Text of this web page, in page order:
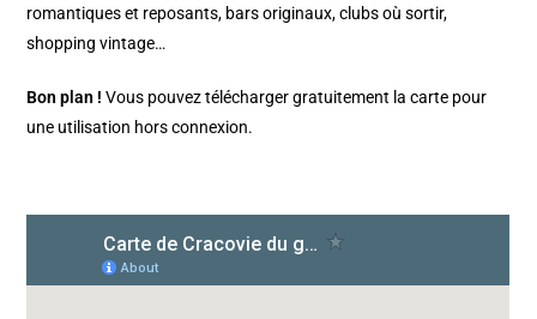
romantiques et reposants, bars originaux, clubs où sortir,
shopping vintage…
Bon plan ! Vous pouvez télécharger gratuitement la carte pour
une utilisation hors connexion.